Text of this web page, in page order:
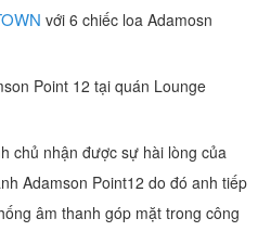
với 6 chiếc loa Adamosn
Point 12 tại quán Lounge
chủ nhận được sự hài lòng của
Adamson Point12 do đó anh tiếp
âm thanh góp mặt trong công